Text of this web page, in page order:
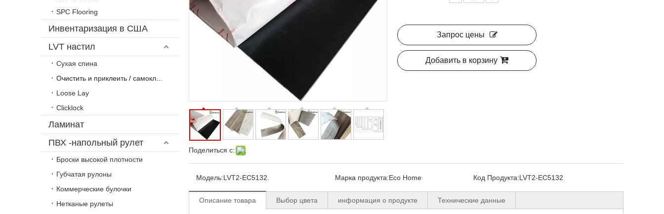
SPC Flooring
Инвентаризация в США
LVT настил
Сухая спина
Loose Lay
Clicklock
Ламинат
ПВХ -напольный рулет
Броски высокой плотности
Губчатая рулоны
Коммерческие булочки
Нетканые рулеты
Поделиться с:
Запрос цены
Добавить в корзину
Модель:LVT2-EC5132. Марка продукта:Eco Home Код Продукта:LVT2-EC5132
Описание товара Выбор цвета информация о продукте Технические данные